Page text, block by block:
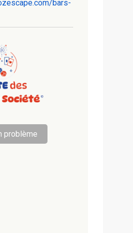
bars-
problème